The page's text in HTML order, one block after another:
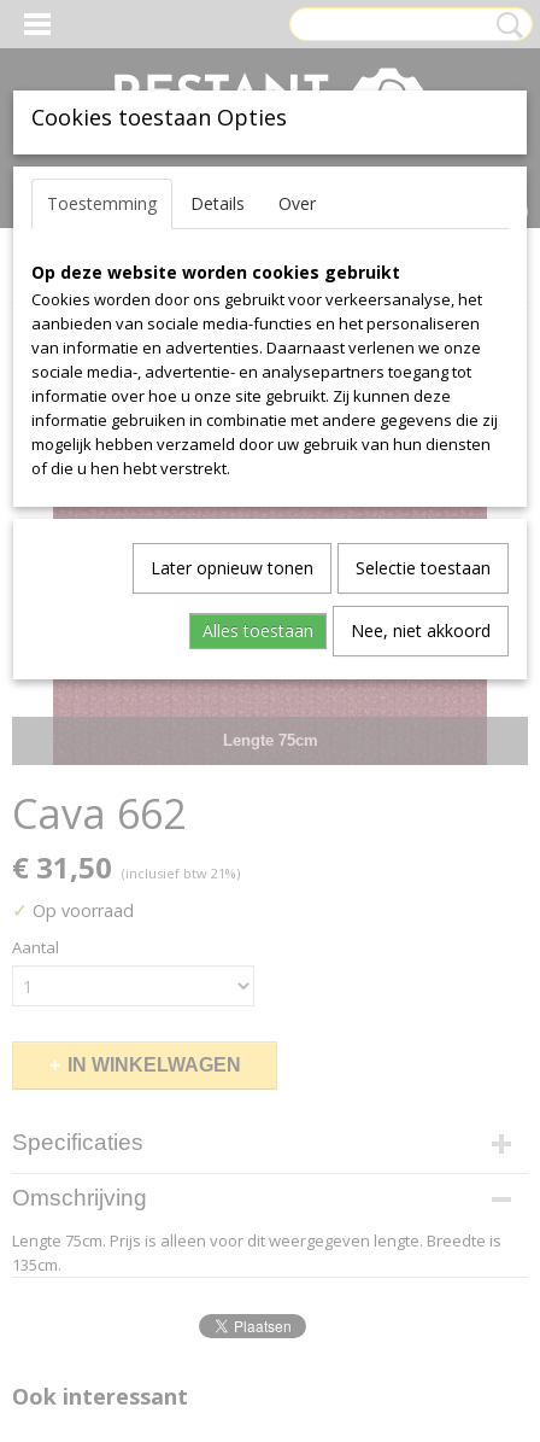
Inloggen Registreren
(0)
Home >Stof>Kvadrat>Cava >Cava 662
Lengte 75cm
Cava 662
€ 31,50 (inclusief btw 21%)
✓ Op voorraad
Aantal
IN WINKELWAGEN
Specificaties
Productcode leverancier
9.1
Afmetingen (l,b,h)
75 x 135 x 0 cm
Omschrijving
Lengte 75cm. Prijs is alleen voor dit weergegeven lengte. Breedte is
135cm.
Ook interessant
Cookies toestaan Opties
Toestemming Details Over
Op deze website worden cookies gebruikt
Cookies worden door ons gebruikt voor verkeersanalyse, het
aanbieden van sociale media-functies en het personaliseren
van informatie en advertenties. Daarnaast verlenen we onze
sociale media-, advertentie- en analysepartners toegang tot
informatie over hoe u onze site gebruikt. Zij kunnen deze
informatie gebruiken in combinatie met andere gegevens die zij
mogelijk hebben verzameld door uw gebruik van hun diensten
of die u hen hebt verstrekt.
Later opnieuw tonen Selectie toestaan
Alles toestaan Nee, niet akkoord